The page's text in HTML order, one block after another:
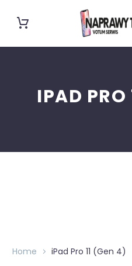
IPAD PRO
Home iPad Pro 11 (Gen 4)